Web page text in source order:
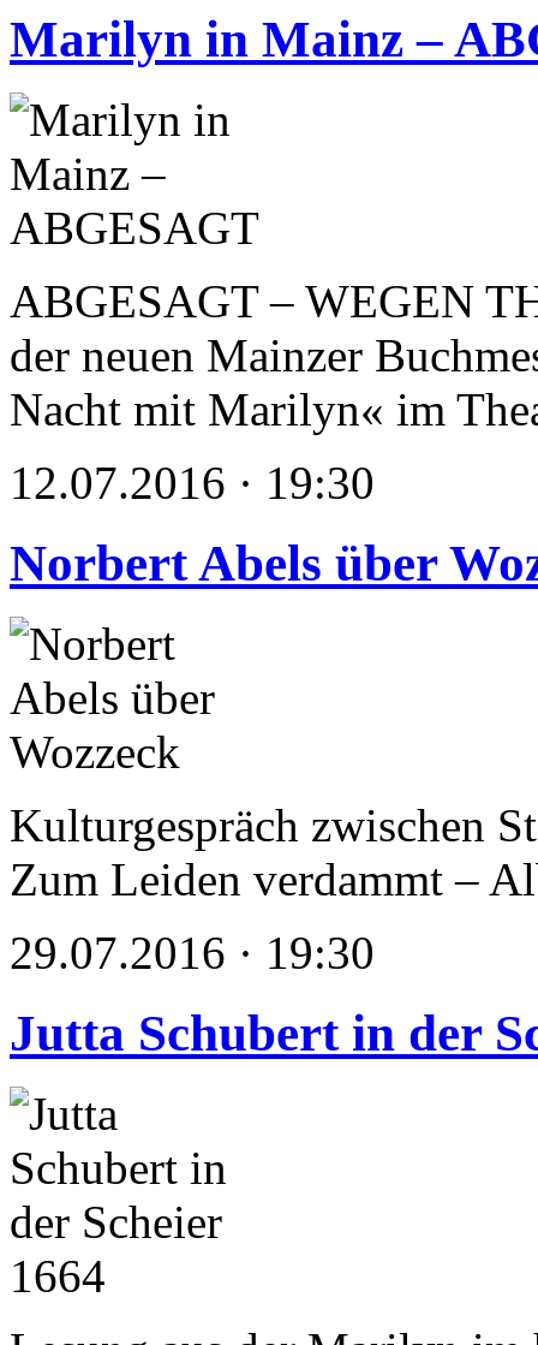
Marilyn in Mainz –
ABGESAGT – WEGEN
der neuen Mainzer
Nacht mit Marilyn« im
12.07.2016 · 19:30
Norbert Abels über
Kulturgespräch zwischen
Zum Leiden verdammt –
29.07.2016 · 19:30
Jutta Schubert in der